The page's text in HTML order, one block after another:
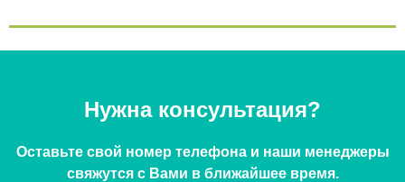
Нужна консультация?
Оставьте свой номер телефона и наши менеджеры
свяжутся с Вами в ближайшее время.